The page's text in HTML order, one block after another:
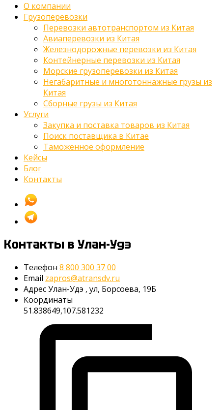
О компании
Грузоперевозки
Перевозки автотранспортом из Китая
Авиаперевозки из Китая
Железнодорожные перевозки из Китая
Контейнерные перевозки из Китая
Морские грузоперевозки из Китая
Негабаритные и многотоннажные грузы из
Китая
Сборные грузы из Китая
Услуги
Закупка и поставка товаров из Китая
Поиск поставщика в Китае
Таможенное оформление
Кейсы
Блог
Контакты
Контакты в Улан-Удэ
Телефон 8 800 300 37 00
Email zapros@atransdv.ru
АдресУлан-Удэ , ул, Борсоева, 19Б
Координаты
51.838649,107.581232